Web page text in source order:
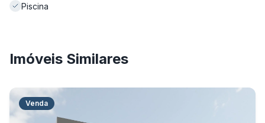
Piscina
Imóveis Similares
Venda